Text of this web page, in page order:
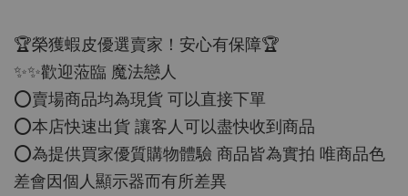
🏆榮獲蝦皮優選賣家！安心有保障🏆
✨✨歡迎蒞臨 魔法戀人
⭕️賣場商品均為現貨 可以直接下單
⭕️本店快速出貨 讓客人可以盡快收到商品
⭕️為提供買家優質購物體驗 商品皆為實拍 唯商品色
差會因個人顯示器而有所差異